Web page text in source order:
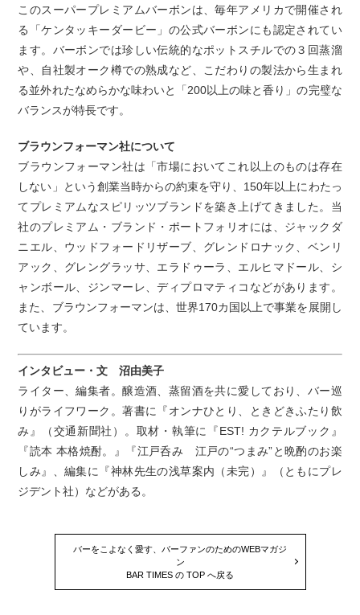
このスーパープレミアムバーボンは、毎年アメリカで開催され
る「ケンタッキーダービー」の公式バーボンにも認定されてい
ます。バーボンでは珍しい伝統的なポットスチルでの３回蒸溜
や、自社製オーク樽での熟成など、こだわりの製法から生まれ
る並外れたなめらかな味わいと「200以上の味と香り」の完璧な
バランスが特長です。
ブラウンフォーマン社について
ブラウンフォーマン社は「市場においてこれ以上のものは存在
しない」という創業当時からの約束を守り、150年以上にわたっ
てプレミアムなスピリッツブランドを築き上げてきました。当
社のプレミアム・ブランド・ポートフォリオには、ジャックダ
ニエル、ウッドフォードリザーブ、グレンドロナック、ベンリ
アック、グレングラッサ、エラドゥーラ、エルヒマドール、シ
ャンボール、ジンマーレ、ディプロマティコなどがあります。
また、ブラウンフォーマンは、世界170カ国以上で事業を展開し
ています。
インタビュー・文 沼由美子
ライター、編集者。醸造酒、蒸留酒を共に愛しており、バー巡
りがライフワーク。著書に『オンナひとり、ときどきふたり飲
み』（交通新聞社）。取材・執筆に『EST! カクテルブック』
『読本 本格焼酎。』『江戸呑み 江戸の“つまみ”と晩酌のお楽
しみ』、編集に『神林先生の浅草案内（未完）』（ともにプレ
ジデント社）などがある。
バーをこよなく愛す、バーファンのためのWEBマガジ
ン
BAR TIMES の TOP へ戻る